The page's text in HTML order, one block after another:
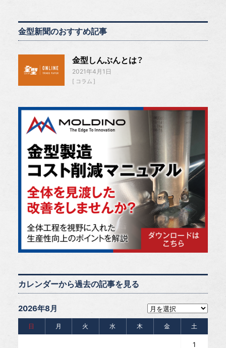
金型新聞のおすすめ記事
金型しんぶんとは？
2021年4月1日
コラム
カレンダーから過去の記事を見る
2026年8月
日 月 火 水 木 金 土
1